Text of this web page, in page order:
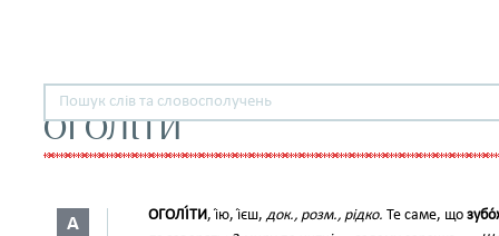
ОГОЛІТИ
А ОГОЛІ́ТИ, і́ю, і́єш, док., розм., рідко. Те саме, що